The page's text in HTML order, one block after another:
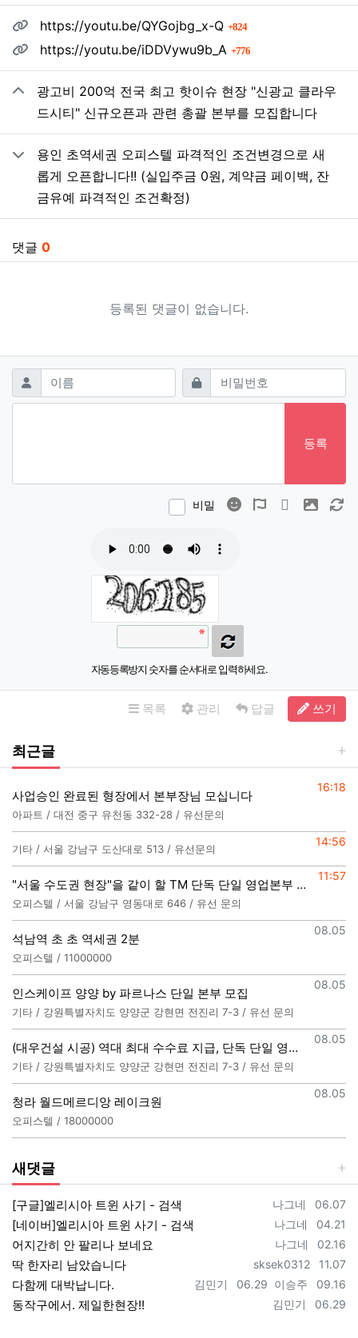
관련자료https://youtu.be/QYGojbg_x-Q 824회 연결
https://youtu.be/iDDVywu9b_A
776회 연결
광고비 200억 전국 최고 핫이슈 현장 "신광교 클라우
드시티" 신규오픈과 관련 총괄 본부를 모집합니다
용인 초역세권 오피스텔 파격적인 조건변경으로 새
롭게 오픈합니다!! (실입주금 0원, 계약금 페이백, 잔
금유예 파격적인 조건확정)
댓글 0
등록된 댓글이 없습니다.
댓글쓰기
이름 필수 비밀번호필수
등록
비밀 이모티콘폰트어썸
동영상 이미지
자동등록방지 숫자를 순서대로 입력하세요.
목록 관리 답글 쓰기
최근글
등록일
16:18
사업승인 완료된 형장에서 본부장님 모십니다
아파트 / 대전 중구 유천동 332-28 / 유선문의
등록일
14:56
기타 / 서울 강남구 도산대로 513 / 유선문의
등록일
11:57
"서울 수도권 현장"을 같이 할 TM 단독 단일 영업본부 팀 선착순 모집
오피스텔 / 서울 강남구 영동대로 646 / 유선 문의
등록일
08.05
석남역 초 초 역세권 2분
오피스텔 / 11000000
등록일
08.05
인스케이프 양양 by 파르나스 단일 본부 모집
기타 / 강원특별자치도 양양군 강현면 전진리 7-3 / 유선 문의
등록일
08.05
(대우건설 시공) 역대 최대 수수료 지급, 단독 단일 영업본부 선착순 모집 (팀,팀원 개별문의 가능)
기타 / 강원특별자치도 양양군 강현면 전진리 7-3 / 유선 문의
등록일
08.05
청라 월드메르디앙 레이크원
오피스텔 / 18000000
새댓글
등록자
나그네 등록일
06.07
[구글]엘리시아 트윈 사기 - 검색
등록자
나그네 등록일
04.21
[네이버]엘리시아 트윈 사기 - 검색
등록자
나그네 등록일
02.16
어지간히 안 팔리나 보네요
등록자
sksek0312 등록일
11.07
딱 한자리 남았습니다
등록자
이승주 등록일
09.16
등록자
김민기 등록일
06.29
다함께 대박납니다.
등록자
김민기 등록일
06.29
동작구에서. 제일한현장!!